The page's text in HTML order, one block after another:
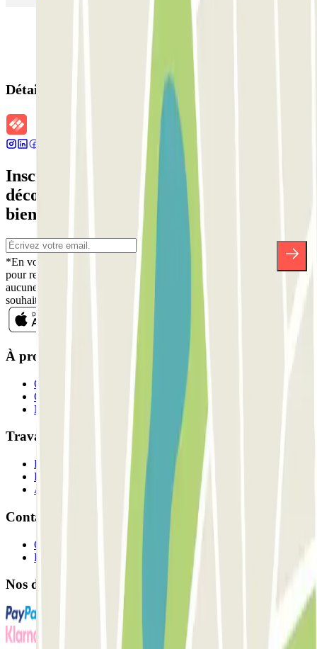
Détails de la réservation
Inscrivez-vous à notre newsletter et
découvrez des réductions, des concours et
bien d'autres surprises.
*En vous inscrivant, vous acceptez notre politique de confidentialité
pour recevoir des communications commerciales de Parclick. Sans
aucune obligation, vous pouvez vous désinscrire quand vous le
souhaitez dans la même newsletter.
À propos de Parclick
Qui sommes-nous ?
Comment ça marche?
Nos parkings
Travaillons ensemble?
Professionnels
Fournisseur de parking
Affiliés
Contact
Contactez-nous
FAQ
Nos différents modes de paiement: